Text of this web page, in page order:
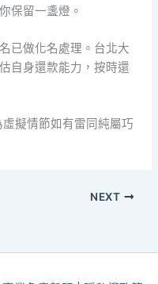
保留一盞燈。
已做化名處理。台北大
自身還款能力，按時還
擬情節如有雷同純屬巧
NEXT